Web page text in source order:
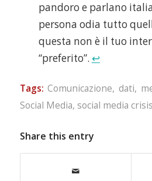
pandoro e parlano
persona odia tutto
questa non è il tuo
“preferito”. ↩
Tags: Comunicazione, dati,
Social Media, social media crisis
Share this entry